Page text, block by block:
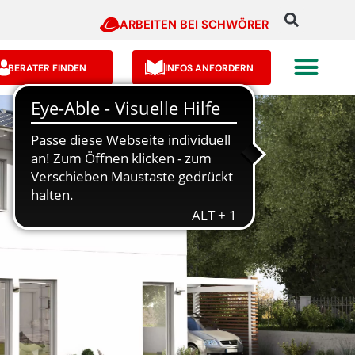
ARBEITEN BEI SCHWÖRER
BERATER FINDEN INFOS ANFORDERN